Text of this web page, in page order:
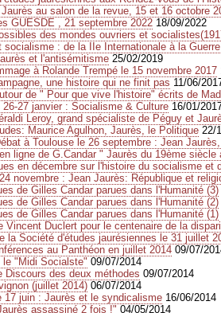
au salon de la revue, 15 et 16 octobre
GUESDE , 21 septembre 2022 18/09/2022
des mondes ouvriers et
socialisme : de la IIe Internationale à la
et l'antisémitisme 25/02/2019
à Rolande Trempé le 15 novembre 2017
une histoire qui ne finit pas 11/06/
de " Pour que vive l'histoire" écrits de
26-27 janvier : Socialisme & Culture 16/01/
Leroy, grand spécialiste de Péguy et
Maurice Agulhon, Jaurès, le Politique 22/
à Toulouse le 26 septembre : Jean
ligne de G.Candar " Jaurès du 19ème siècle
en décembre sur l'histoire du socialisme et
novembre : Jean Jaurès: République et
de Gilles Candar parues dans l'Humanité (3)
de Gilles Candar parues dans l'Humanité (2)
de Gilles Candar parues dans l'Humanité (1)
Vincent Duclert pour le centenaire de la
la Société d'études jaurésiennes le 31 juillet
au Panthéon en juillet 2014 09/07/
le "Midi Socialste" 09/07/2014
Discours des deux méthodes 09/07/2014
(juillet 2014) 06/07/2014
17 juin : Jaurès et le syndicalisme 16/06/2014
assassiné 2 fois !" 04/05/2014